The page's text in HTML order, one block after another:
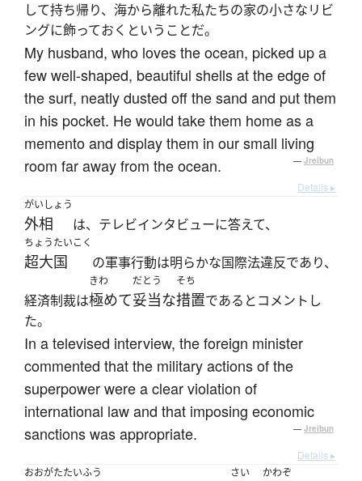
して持ち帰り、海から離れた私たちの家の小さなリビ
ングに飾っておくということだ。
My husband, who loves the ocean, picked up a
few well-shaped, beautiful shells at the edge of
the surf, neatly dusted off the sand and put them
in his pocket. He would take them home as a
memento and display them in our small living
room far away from the ocean.
— Jreibun
Details ▸
がいしょう
外相 は、テレビインタビューに答えて、
ちょうたいこく
超大国 の軍事行動は明らかな国際法違反であり、
経済制裁は
きわ
極めて
だとう
妥当な
そち
措置であるとコメントし
た。
In a televised interview, the foreign minister
commented that the military actions of the
superpower were a clear violation of
international law and that imposing economic
sanctions was appropriate.
— Jreibun
Details ▸
おおがたたいふう
さい かわぞ